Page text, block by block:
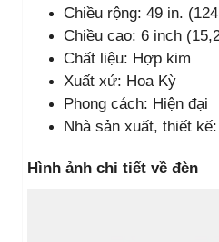
Chiều rộng: 49 in.
Chiều cao: 6 inch
Chất liệu: Hợp kim
Xuất xứ: Hoa Kỳ
Phong cách: Hiện đại
Nhà sản xuất, thiết
Hình ảnh chi tiết về đèn